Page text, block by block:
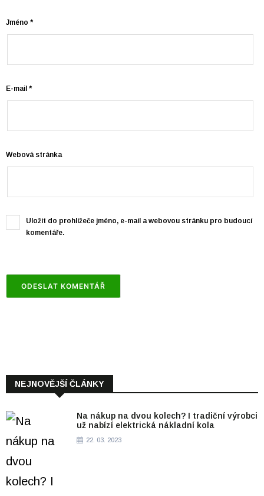
Jméno *
E-mail *
Webová stránka
Uložit do prohlížeče jméno, e-mail a webovou stránku pro budoucí
komentáře.
NEJNOVĚJŠÍ ČLÁNKY
Na nákup na dvou kolech? I tradiční výrobci
už nabízí elektrická nákladní kola
22. 03. 2023